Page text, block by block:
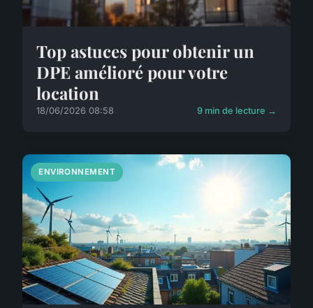
Top astuces pour obtenir un
DPE amélioré pour votre
location
18/06/2026 08:58 9 min de lecture →
ENVIRONNEMENT